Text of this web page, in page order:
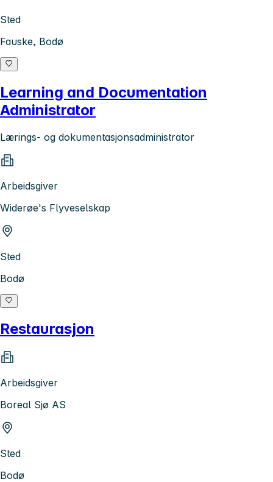
Sted
Fauske, Bodø
Learning and Documentation
Administrator
Lærings- og dokumentasjonsadministrator
Arbeidsgiver
Widerøe's Flyveselskap
Sted
Bodø
Restaurasjon
Arbeidsgiver
Boreal Sjø AS
Sted
Bodø